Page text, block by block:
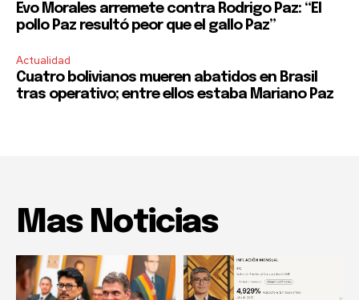
Evo Morales arremete contra Rodrigo Paz: “El
pollo Paz resultó peor que el gallo Paz”
Actualidad
Cuatro bolivianos mueren abatidos en Brasil
tras operativo; entre ellos estaba Mariano Paz
Mas Noticias